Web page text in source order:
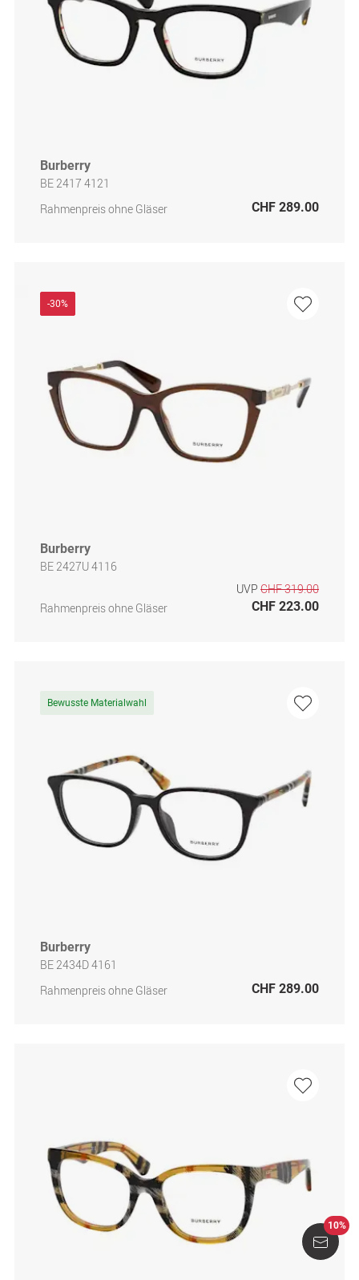
Burberry
BE 2417 4121
Rahmenpreis ohne Gläser
CHF 289.00
-30%
Burberry
BE 2427U 4116
Rahmenpreis ohne Gläser
UVP CHF 319.00
CHF 223.00
Bewusste Materialwahl
Burberry
BE 2434D 4161
Rahmenpreis ohne Gläser
CHF 289.00
10%